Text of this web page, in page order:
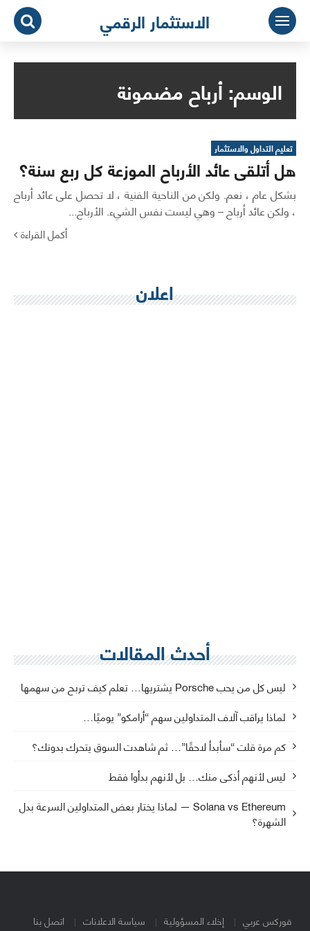
التجاوز
المحتوى
الاستثمار الرقمي
الوسم:أرباح مضمونة
تعليم التداول والاستثمار
هل أتلقى عائد الأرباح الموزعة كل ربع سنة؟
بشكل عام ، نعم. ولكن من الناحية الفنية ، لا تحصل على عائد أرباح
، ولكن عائد أرباح – وهي ليست نفس الشيء. الأرباح...
أكمل القراءة
اعلان
أحدث المقالات
ليس كل من يحب Porsche يشتريها… تعلم كيف تربح من سهمها
لماذا يراقب آلاف المتداولين سهم “أرامكو” يوميًا…
كم مرة قلت “سأبدأ لاحقًا”… ثم شاهدت السوق يتحرك بدونك؟
ليس لأنهم أذكى منك… بل لأنهم بدأوا فقط
Solana vs Ethereum — لماذا يختار بعض المتداولين السرعة بدل
الشهرة؟
فوركس عربي إخلاء المسؤولية سياسة الاعلانات اتصل بنا